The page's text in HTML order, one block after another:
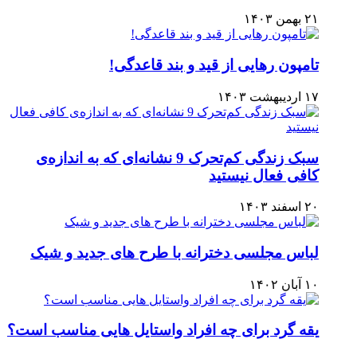
۲۱ بهمن ۱۴۰۳
تامپون رهایی از قید و بند قاعدگی!
۱۷ اردیبهشت ۱۴۰۳
سبک زندگی کم‌تحرک 9 نشانه‌ای که به اندازه‌ی
کافی فعال نیستید
۲۰ اسفند ۱۴۰۳
لباس مجلسی دخترانه با طرح های جدید و شیک
۱۰ آبان ۱۴۰۲
یقه گرد برای چه افراد واستایل هایی مناسب است؟